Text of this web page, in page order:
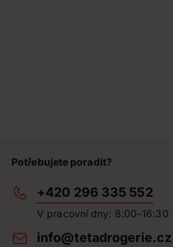
Potřebujete poradit?
+420 296 335 552
V pracovní dny: 8:00–16:30
info@tetadrogerie.cz